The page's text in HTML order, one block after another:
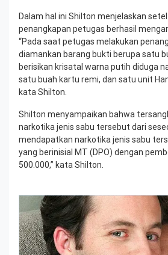
Dalam hal ini Shilton menjelaskan
penangkapan petugas berhasil
“Pada saat petugas melakukan
diamankan barang bukti berupa satu
berisikan krisatal warna putih diduga
satu buah kartu remi, dan satu unit
kata Shilton.
Shilton menyampaikan bahwa
narkotika jenis sabu tersebut dari
mendapatkan narkotika jenis sabu
yang berinisial MT (DPO) dengan
500.000,” kata Shilton.